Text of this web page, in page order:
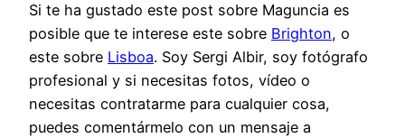
Si te ha gustado este post sobre Maguncia es
posible que te interese este sobre Brighton, o
este sobre Lisboa. Soy Sergi Albir, soy fotógrafo
profesional y si necesitas fotos, vídeo o
necesitas contratarme para cualquier cosa,
puedes comentármelo con un mensaje a